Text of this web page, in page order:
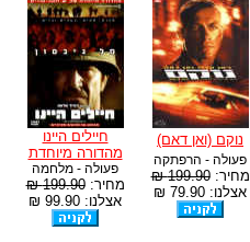
נוקם (ואן דאם)
פעולה - הרפתקה
מחיר:199.90 ₪
אצלנו: 79.90 ₪
חיילים היינו
מהדורה מיוחדת
פעולה - מלחמה
מחיר:199.90 ₪
אצלנו: 99.90 ₪